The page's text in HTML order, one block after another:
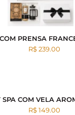
PRENSA
R$ 239.00
SPA COM VELA
R$ 149.00